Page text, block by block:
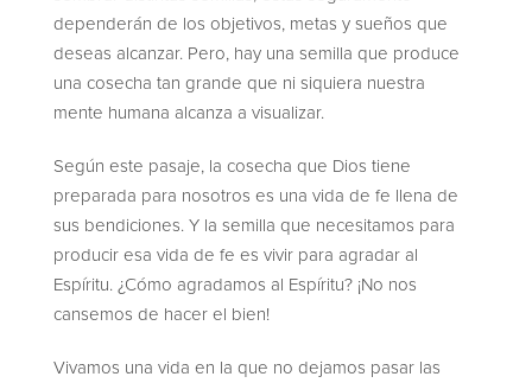
dependerán de los objetivos, metas y sueños que
deseas alcanzar. Pero, hay una semilla que produce
una cosecha tan grande que ni siquiera nuestra
mente humana alcanza a visualizar.
Según este pasaje, la cosecha que Dios tiene
preparada para nosotros es una vida de fe llena de
sus bendiciones. Y la semilla que necesitamos para
producir esa vida de fe es vivir para agradar al
Espíritu. ¿Cómo agradamos al Espíritu? ¡No nos
cansemos de hacer el bien!
Vivamos una vida en la que no dejamos pasar las